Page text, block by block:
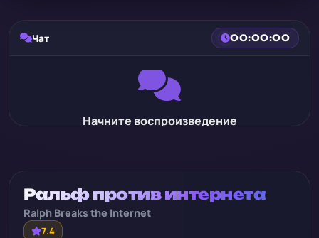
Чат 00:00:00
Начните воспроизведение
Ральф против интернета
Ralph Breaks the Internet
7.4